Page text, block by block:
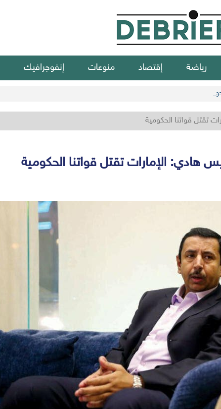
رياضة إقتصاد منوعات إنفوجرافيك
تقتل قواتنا الحكومية
هادي: الإمارات تقتل قواتنا الحكومية